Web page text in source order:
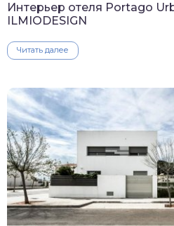
Интерьер отеля Portago
ILMIODESIGN
Читать далее